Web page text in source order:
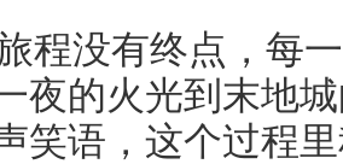
程没有终点，每
夜的火光到末地
笑语，这个过程